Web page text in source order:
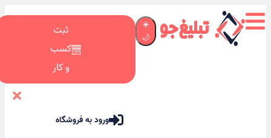
☀️
🌙
ثبت
کسب
و کار
ورود به فروشگاه